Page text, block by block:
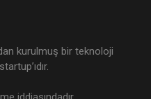
kurulmuş bir teknoloji